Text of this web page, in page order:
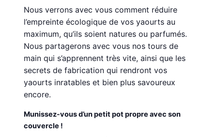
Nous verrons avec vous comment réduire
l’empreinte écologique de vos yaourts au
maximum, qu’ils soient natures ou parfumés.
Nous partagerons avec vous nos tours de
main qui s’apprennent très vite, ainsi que les
secrets de fabrication qui rendront vos
yaourts inratables et bien plus savoureux
encore.
Munissez-vous d’un petit pot propre avec son
couvercle !